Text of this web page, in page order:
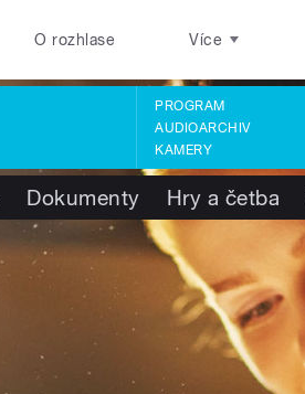
O rozhlase Více
PROGRAM
AUDIOARCHIV
KAMERY
Dokumenty Hry a četba